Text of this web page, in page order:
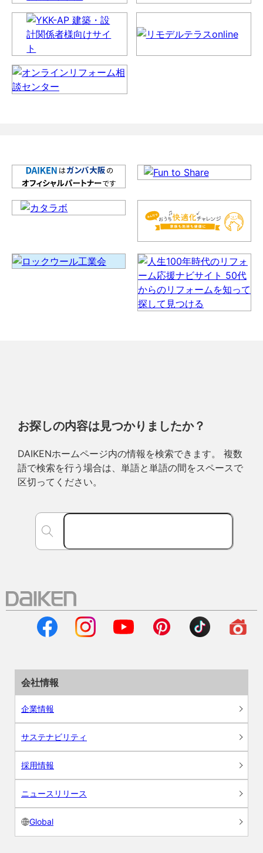
お探しの内容は見つかりましたか？
DAIKENホームページ内の情報を検索できます。 複数
語で検索を行う場合は、単語と単語の間をスペースで
区切ってください。
会社情報
企業情報
サステナビリティ
採用情報
ニュースリリース
Global